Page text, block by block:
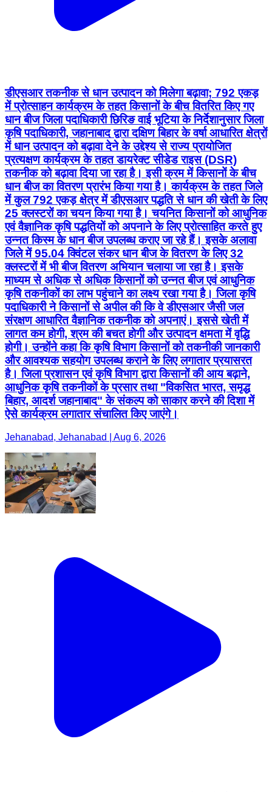
डीएसआर तकनीक से धान उत्पादन को मिलेगा बढ़ावा; 792 एकड़
में प्रोत्साहन कार्यक्रम के तहत किसानों के बीच वितरित किए गए
धान बीज जिला पदाधिकारी छिरिङ वाई भूटिया के निर्देशानुसार जिला
कृषि पदाधिकारी, जहानाबाद द्वारा दक्षिण बिहार के वर्षा आधारित क्षेत्रों
में धान उत्पादन को बढ़ावा देने के उद्देश्य से राज्य प्रायोजित
प्रत्यक्षण कार्यक्रम के तहत डायरेक्ट सीडेड राइस (DSR)
तकनीक को बढ़ावा दिया जा रहा है। इसी क्रम में किसानों के बीच
धान बीज का वितरण प्रारंभ किया गया है। कार्यक्रम के तहत जिले
में कुल 792 एकड़ क्षेत्र में डीएसआर पद्धति से धान की खेती के लिए
25 क्लस्टरों का चयन किया गया है। चयनित किसानों को आधुनिक
एवं वैज्ञानिक कृषि पद्धतियों को अपनाने के लिए प्रोत्साहित करते हुए
उन्नत किस्म के धान बीज उपलब्ध कराए जा रहे हैं। इसके अलावा
जिले में 95.04 क्विंटल संकर धान बीज के वितरण के लिए 32
क्लस्टरों में भी बीज वितरण अभियान चलाया जा रहा है। इसके
माध्यम से अधिक से अधिक किसानों को उन्नत बीज एवं आधुनिक
कृषि तकनीकों का लाभ पहुंचाने का लक्ष्य रखा गया है। जिला कृषि
पदाधिकारी ने किसानों से अपील की कि वे डीएसआर जैसी जल
संरक्षण आधारित वैज्ञानिक तकनीक को अपनाएं। इससे खेती में
लागत कम होगी, श्रम की बचत होगी और उत्पादन क्षमता में वृद्धि
होगी। उन्होंने कहा कि कृषि विभाग किसानों को तकनीकी जानकारी
और आवश्यक सहयोग उपलब्ध कराने के लिए लगातार प्रयासरत
है। जिला प्रशासन एवं कृषि विभाग द्वारा किसानों की आय बढ़ाने,
आधुनिक कृषि तकनीकों के प्रसार तथा "विकसित भारत, समृद्ध
बिहार, आदर्श जहानाबाद" के संकल्प को साकार करने की दिशा में
ऐसे कार्यक्रम लगातार संचालित किए जाएंगे।
Jehanabad, Jehanabad | Aug 6, 2026